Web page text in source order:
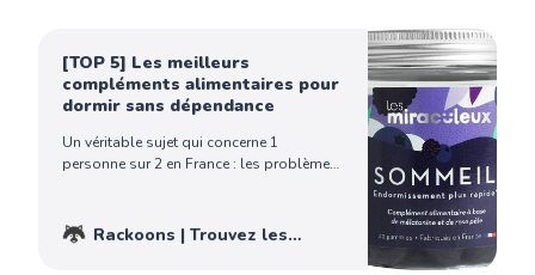
[TOP 5] Les meilleurs
compléments alimentaires pour
dormir sans dépendance
Un véritable sujet qui concerne 1
personne sur 2 en France : les problèmes
personnes qui dorment très mal, qui font
des insomnies. Et je peux déjà vous
Rackoons | Trouvez les